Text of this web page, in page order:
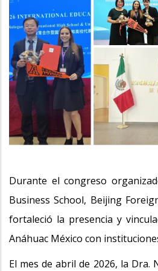
Durante el congreso
Business School, Beijing
fortaleció la presencia y
Anáhuac México con
El mes de abril de 2026, la Dra.